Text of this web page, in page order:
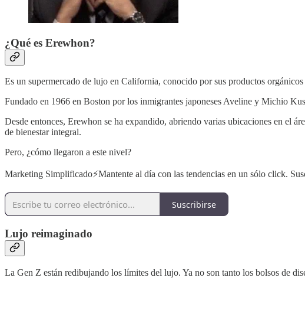
¿Qué es Erewhon?
Es un supermercado de lujo en California, conocido por sus productos orgánicos
Fundado en 1966 en Boston por los inmigrantes japoneses Aveline y Michio
Desde entonces, Erewhon se ha expandido, abriendo varias ubicaciones en el
de bienestar integral.
Pero, ¿cómo llegaron a este nivel?
Marketing Simplificado⚡️Mantente al día con las tendencias en un sólo click.
Suscribirse
Lujo reimaginado
La Gen Z están redibujando los límites del lujo. Ya no son tanto los bolsos de